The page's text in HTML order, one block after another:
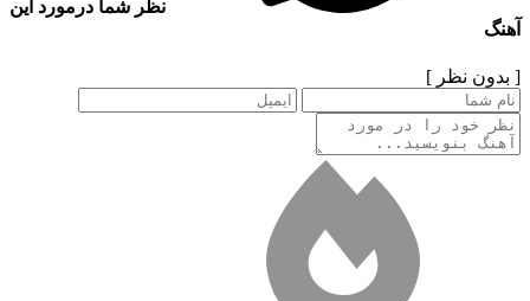
نظر شما درمورد این
آهنگ
[ بدون نظر ]